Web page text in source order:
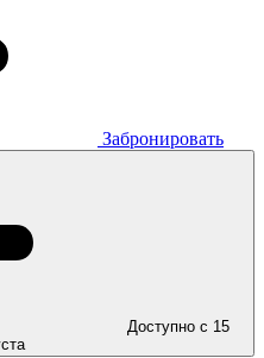
Забронировать
Доступно с 15